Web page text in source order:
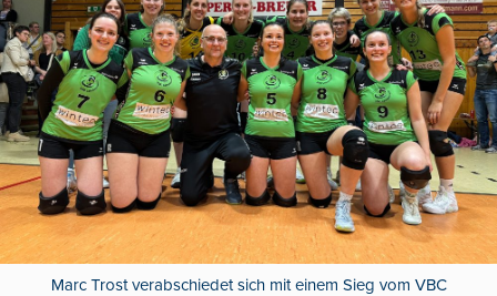
Marc Trost verabschiedet sich mit einem Sieg vom VBC